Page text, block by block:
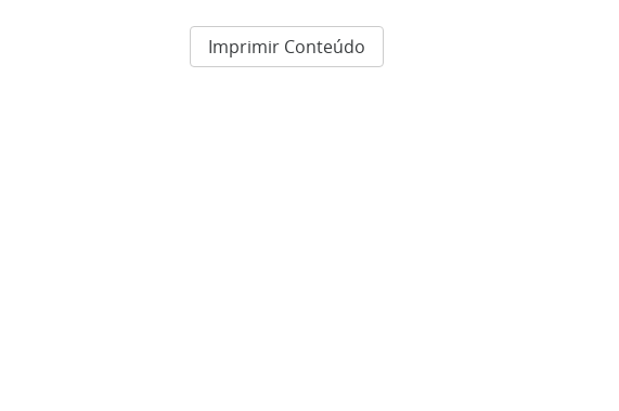
Imprimir Conteúdo